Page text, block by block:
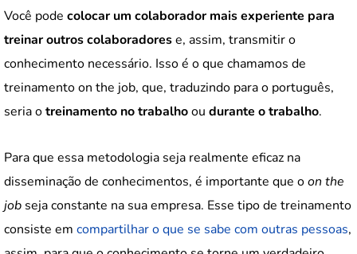
Você pode colocar um colaborador mais experiente para
treinar outros colaboradorese, assim, transmitir o
conhecimento necessário. Isso é o que chamamos de
treinamento on the job, que, traduzindo para o português,
seria otreinamento no trabalhoou durante o trabalho.
Para que essa metodologia seja realmente eficaz na
disseminação de conhecimentos, é importante que oon the
job seja constante na sua empresa. Esse tipo de treinamento
consiste em compartilhar o que se sabe com outras pessoas,